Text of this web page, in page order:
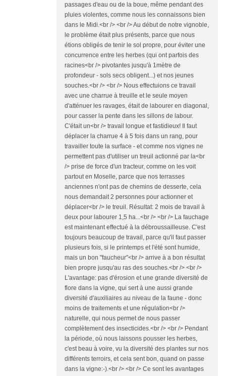
passages d'eau ou de la boue, même pendant des
pluies violentes, comme nous les connaissons bien
dans le Midi.<br /> <br /> Au début de notre vignoble,
le problème était plus présents, parce que nous
étions obligés de tenir le sol propre, pour éviter une
concurrence entre les herbes (qui ont parfois des
racines<br /> pivotantes jusqu'à 1mètre de
profondeur - sols secs obligent...) et nos jeunes
souches.<br /> <br /> Nous effectuions ce travail
avec une charrue à treuille et le seule moyen
d'atténuer les ravages, était de labourer en diagonal,
pour casser la pente dans les sillons de labour.
C'était un<br /> travail longue et fastidieux! Il faut
déplacer la charrue 4 à 5 fois dans un rang, pour
travailler toute la surface - et comme nos vignes ne
permettent pas d'utiliser un treuil actionné par la<br
/> prise de force d'un tracteur, comme on les voit
partout en Moselle, parce que nos terrasses
anciennes n'ont pas de chemins de desserte, cela
nous demandait 2 personnes pour actionner et
déplacer<br /> le treuil. Résultat: 2 mois de travail à
deux pour labourer 1,5 ha...<br /> <br /> La fauchage
est maintenant effectué à la débroussailleuse. C'est
toujours beaucoup de travail, parce qu'il faut passer
plusieurs fois, si le printemps et l'été sont humide,
mais un bon "faucheur"<br /> arrive à a bon résultat
bien propre jusqu'au ras des souches.<br /> <br />
L'avantage: pas d'érosion et une grande diversité de
flore dans la vigne, qui sert à une aussi grande
diversité d'auxiliaires au niveau de la faune - donc
moins de traitements et une régulation<br />
naturelle, qui nous permet de nous passer
complètement des insecticides.<br /> <br /> Pendant
la période, où nous laissons pousser les herbes,
c'est beau à voire, vu la diversité des plantes sur nos
différents terroirs, et cela sent bon, quand on passe
dans la vigne:-).<br /> <br /> Ce sont les avantages